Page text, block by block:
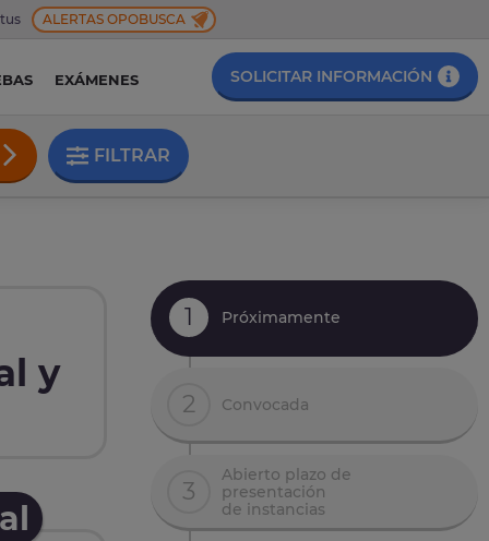
ALERTAS OPOBUSCA
EXÁMENES SOLICITAR INFORMACIÓN
FILTRAR
y
1 Próximamente
2 Convocada
3
Abierto plazo de
presentación
de instancias